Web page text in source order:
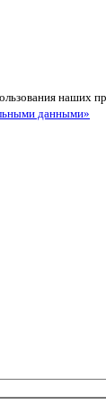
наших
данными»